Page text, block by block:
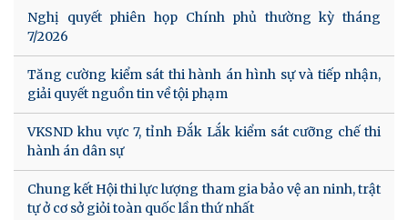
Nghị quyết phiên họp Chính phủ thường kỳ tháng
7/2026
Tăng cường kiểm sát thi hành án hình sự và tiếp nhận,
giải quyết nguồn tin về tội phạm
VKSND khu vực 7, tỉnh Đắk Lắk kiểm sát cưỡng chế thi
hành án dân sự
Chung kết Hội thi lực lượng tham gia bảo vệ an ninh, trật
tự ở cơ sở giỏi toàn quốc lần thứ nhất